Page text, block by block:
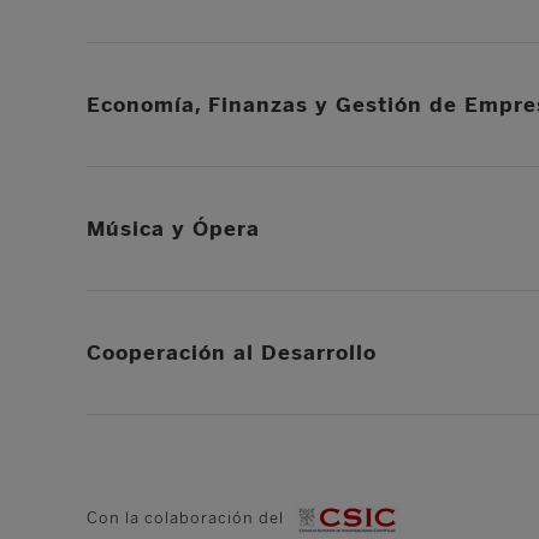
Economía, Finanzas y Gestión de
Música y Ópera
Cooperación al Desarrollo
Con la colaboración del